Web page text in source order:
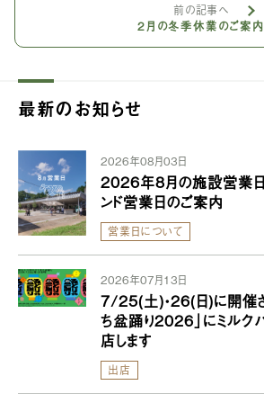
前の記事へ
2月の冬季休業のご案内
最新のお知らせ
2026年08月03日
2026年8月の施設営業日
ンド営業日のご案内
営業日について
2026年07月13日
7/25(土)・26(日)に開催さ
ち盆踊り2026」にミルク
店します
出店